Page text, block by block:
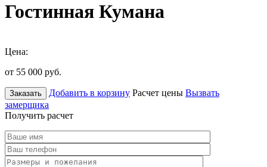
Гостинная Кумана
Цена:
от 55 000 руб.
Заказать Добавить в корзину Расчет цены Вызвать
замерщика
Получить расчет